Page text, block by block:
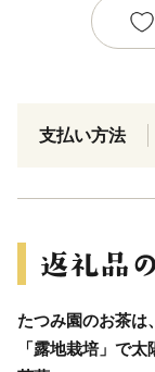
支払い方法
たつみ園のお茶は
「露地栽培」で